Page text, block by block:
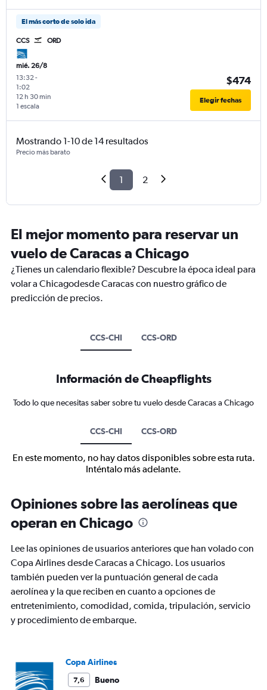
El más corto de solo ida
CCS ORD
mié. 26/8
13:32-
1:02
1 escala
12 h 30 min
$474
Elegir fechas
Mostrando 1-10 de 14 resultados
Precio más barato
1 2
El mejor momento para reservar un
vuelo de Caracas a Chicago
¿Tienes un calendario flexible? Descubre la época ideal para
volar a Chicagodesde Caracas con nuestro gráfico de
predicción de precios.
CCS-CHI CCS-ORD
Información de Cheapflights
Todo lo que necesitas saber sobre tu vuelo desde Caracas a Chicago
CCS-CHI CCS-ORD
En este momento, no hay datos disponibles sobre esta ruta.
Inténtalo más adelante.
Opiniones sobre las aerolíneas que
operan en Chicago
Lee las opiniones de usuarios anteriores que han volado con
Copa Airlines desde Caracas a Chicago. Los usuarios
también pueden ver la puntuación general de cada
aerolínea y la que reciben en cuanto a opciones de
entretenimiento, comodidad, comida, tripulación, servicio
y procedimiento de embarque.
Copa Airlines
7,6 Bueno